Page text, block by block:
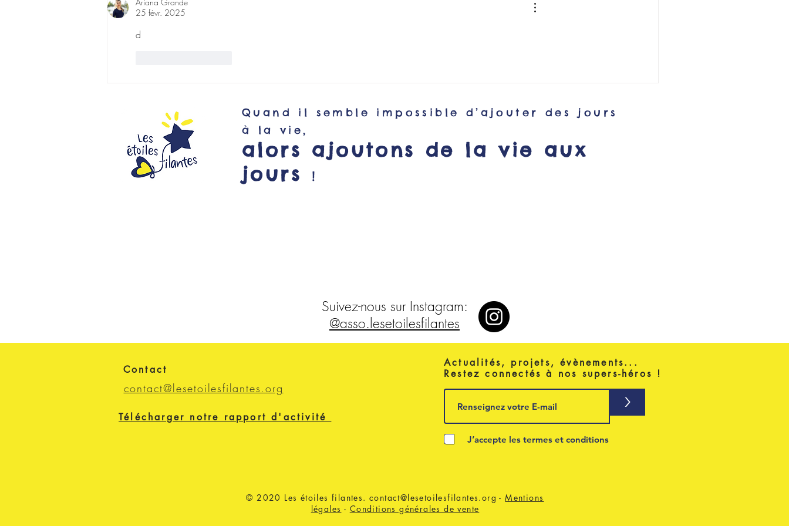
cancer pédiatrique 💛
25 févr. 2025
d
Quand il semble impossible d’ajouter des jours
à la vie,
alors ajoutons de la vie aux
jours
!
Suivez-nous sur Instagram:
@asso.lesetoilesfilantes
Contact
contact@lesetoilesfilantes.org
Télécharger notre rapport d'activité
>
J’accepte les termes et conditions
Actualités, projets, évènements...
Restez connectés à nos supers-héros !
© 2020 Les étoiles filantes.contact@lesetoilesfilantes.org -Mentions
légales - Conditions générales de vente